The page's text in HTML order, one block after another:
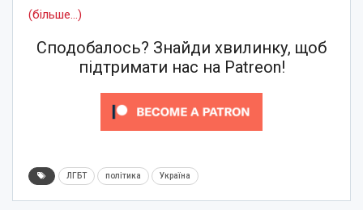
(більше…)
Сподобалось? Знайди хвилинку, щоб
підтримати нас на Patreon!
ЛГБТ політика Україна